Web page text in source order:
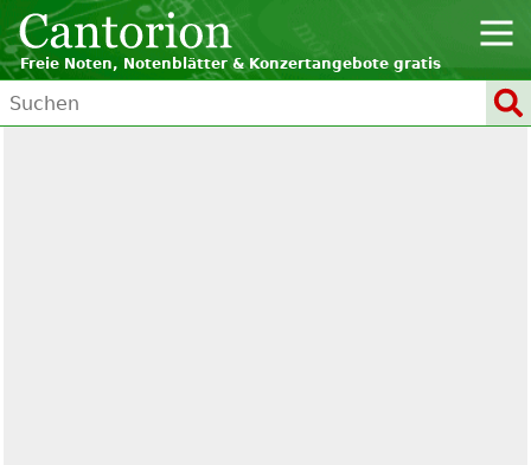
Freie Noten, Notenblätter & Konzertangebote gratis